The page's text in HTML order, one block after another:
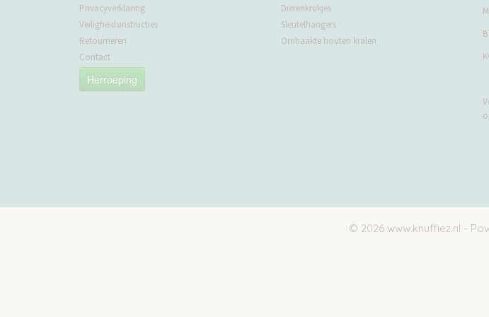
Privacyverklaring
Veiligheidsinstructies
Retourneren
Contact
Herroeping
Dierenkrukjes
Sleutelhangers
Omhaakte houten kralen
© 2026 www.knuffiez.nl -